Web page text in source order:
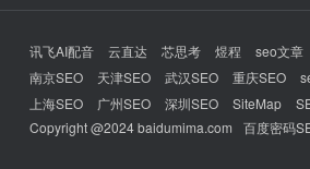
讯飞AI配音 云直达 芯思考 煜程 seo文章
南京SEO
天津SEO 武汉SEO 重庆SEO
上海SEO
广州SEO 深圳SEO SiteMap
Copyright @2024 baidumima.com
百度密码